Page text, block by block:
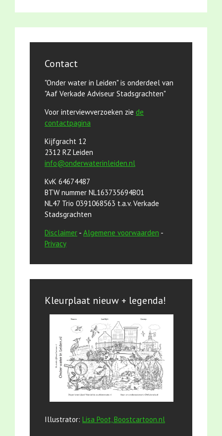
Contact
"Onder water in Leiden" is onderdeel van
"Aaf Verkade Adviseur Stadsgrachten"
Voor interviewverzoeken zie de
contactpagina
Kijfgracht 12
2312 RZ Leiden
info@onderwaterinleiden.nl
KvK 64674487
BTW nummer NL163735694B01
NL47 Trio 0391068563 t.a.v. Verkade
Stadsgrachten
Disclaimer - Algemene voorwaarden -
Privacy
Kleurplaat nieuw + legenda!
Illustrator: Lisa Poot, Boostcartoon.nl